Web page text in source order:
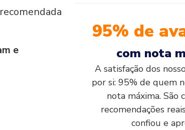
e
95% de
com nota
A satisfação dos
por si: 95% de quem
nota máxima. São
recomendações
confiou e